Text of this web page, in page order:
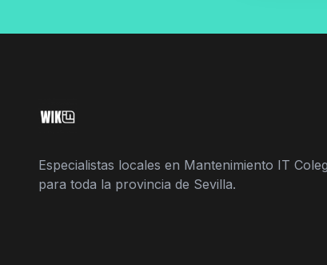
Especialistas locales en Mantenimiento IT
para toda la provincia de Sevilla.